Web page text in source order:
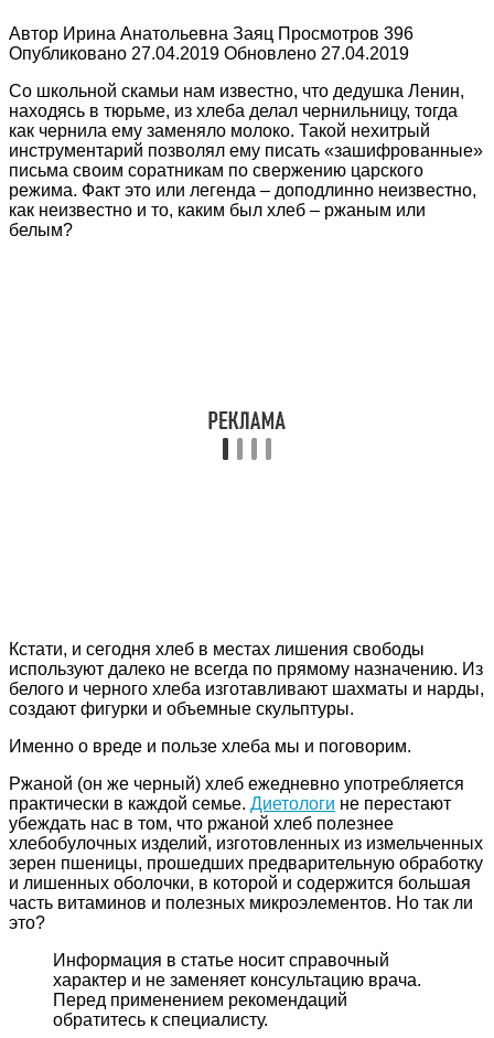
Автор Ирина Анатольевна Заяц Просмотров 396
Опубликовано 27.04.2019 Обновлено 27.04.2019
Со школьной скамьи нам известно, что дедушка Ленин,
находясь в тюрьме, из хлеба делал чернильницу, тогда
как чернила ему заменяло молоко. Такой нехитрый
инструментарий позволял ему писать «зашифрованные»
письма своим соратникам по свержению царского
режима. Факт это или легенда – доподлинно неизвестно,
как неизвестно и то, каким был хлеб – ржаным или
белым?
Кстати, и сегодня хлеб в местах лишения свободы
используют далеко не всегда по прямому назначению. Из
белого и черного хлеба изготавливают шахматы и нарды,
создают фигурки и объемные скульптуры.
Именно о вреде и пользе хлеба мы и поговорим.
Ржаной (он же черный) хлеб ежедневно употребляется
практически в каждой семье. Диетологи не перестают
убеждать нас в том, что ржаной хлеб полезнее
хлебобулочных изделий, изготовленных из измельченных
зерен пшеницы, прошедших предварительную обработку
и лишенных оболочки, в которой и содержится большая
часть витаминов и полезных микроэлементов. Но так ли
это?
Информация в статье носит справочный
характер и не заменяет консультацию врача.
Перед применением рекомендаций
обратитесь к специалисту.